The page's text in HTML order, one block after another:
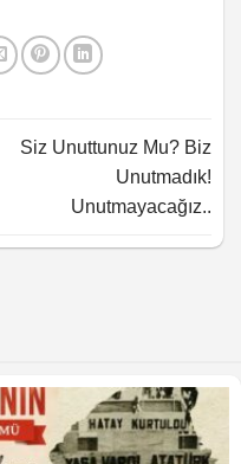
Siz Unuttunuz Mu? Biz
Unutmadık!
Unutmayacağız..